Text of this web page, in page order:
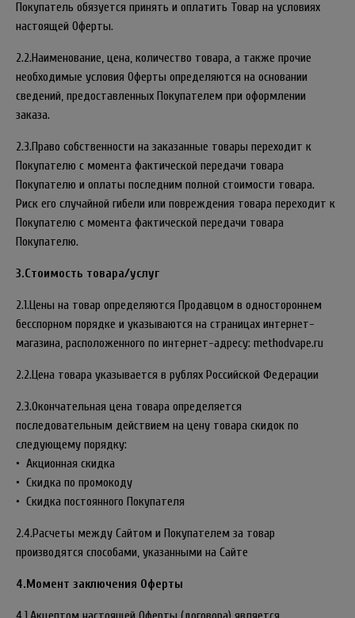
Покупатель обязуется принять и оплатить Товар на условиях
настоящей Оферты.
2.2.Наименование, цена, количество товара, а также прочие
необходимые условия Оферты определяются на основании
сведений, предоставленных Покупателем при оформлении
заказа.
2.3.Право собственности на заказанные товары переходит к
Покупателю с момента фактической передачи товара
Покупателю и оплаты последним полной стоимости товара.
Риск его случайной гибели или повреждения товара переходит к
Покупателю с момента фактической передачи товара
Покупателю.
3.Стоимость товара/услуг
2.1.Цены на товар определяются Продавцом в одностороннем
бесспорном порядке и указываются на страницах интернет-
магазина, расположенного по интернет-адресу: methodvape.ru
2.2.Цена товара указывается в рублях Российской Федерации
2.3.Окончательная цена товара определяется
последовательным действием на цену товара скидок по
следующему порядку:
• Акционная скидка
• Скидка по промокоду
• Скидка постоянного Покупателя
2.4.Расчеты между Сайтом и Покупателем за товар
производятся способами, указанными на Сайте
4.Момент заключения Оферты